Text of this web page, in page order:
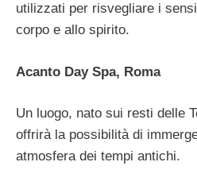
utilizzati per risvegliare i
corpo e allo spirito.
Acanto Day Spa, Roma
Un luogo, nato sui resti delle
offrirà la possibilità di
atmosfera dei tempi antichi.